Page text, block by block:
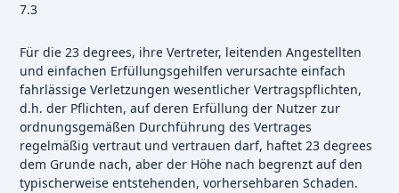
7.3
Für die 23 degrees, ihre Vertreter, leitenden Angestellten
und einfachen Erfüllungsgehilfen verursachte einfach
fahrlässige Verletzungen wesentlicher Vertragspflichten,
d.h. der Pflichten, auf deren Erfüllung der Nutzer zur
ordnungsgemäßen Durchführung des Vertrages
regelmäßig vertraut und vertrauen darf, haftet 23 degrees
dem Grunde nach, aber der Höhe nach begrenzt auf den
typischerweise entstehenden, vorhersehbaren Schaden.